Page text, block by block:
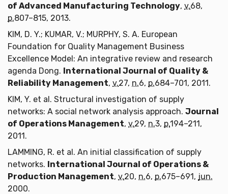
of Advanced Manufacturing Technology, v.68,
p.807–815, 2013.
KIM, D. Y.; KUMAR, V.; MURPHY, S. A. European
Foundation for Quality Management Business
Excellence Model: An integrative review and research
agenda Dong. International Journal of Quality &
Reliability Management, v.27, n.6, p.684–701, 2011.
KIM, Y. et al. Structural investigation of supply
networks: A social network analysis approach. Journal
of Operations Management, v.29, n.3, p.194–211,
2011.
LAMMING, R. et al. An initial classification of supply
networks. International Journal of Operations &
Production Management, v.20, n.6, p.675–691, jun.
2000.